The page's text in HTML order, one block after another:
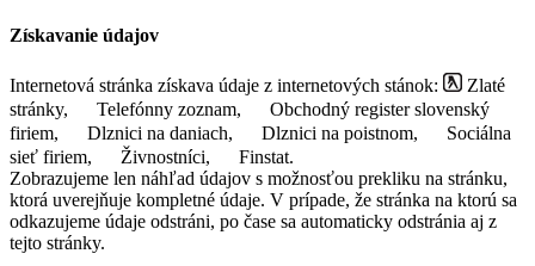
Získavanie údajov
Internetová stránka získava údaje z internetových stánok:
Zlaté
stránky,
Telefónny zoznam,
Obchodný register slovenský
firiem,
Dlznici na daniach, Dlznici na poistnom,
Sociálna
sieť firiem,
Živnostníci,
Finstat.
Zobrazujeme len náhľad údajov s možnosťou prekliku na stránku,
ktorá uverejňuje kompletné údaje. V prípade, že stránka na ktorú sa
odkazujeme údaje odstráni, po čase sa automaticky odstránia aj z
tejto stránky.